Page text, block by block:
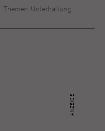
Themen: Unterhaltung